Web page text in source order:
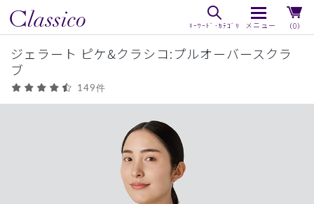
（0）
ジェラート ピケ&クラシコ:プルオーバースクラ
ブ
149件